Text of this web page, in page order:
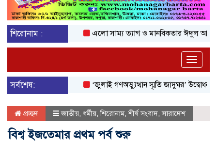
শিরোনাম : এলো সাম্য ত্যাগ ও মানবিকতার ঈদুল আজহা
Toggle
সর্বশেষ:
‘জুলাই গণঅভ্যুত্থান স্মৃতি জাদুঘর’ উদ্বোধন করলেন
প্রচ্ছদ জাতীয়, ধর্মীয়,শিরোনাম,শীর্ষ সংবাদ,সারাদেশ
বিশ্ব ইজতেমার প্রথম পর্ব শুরু